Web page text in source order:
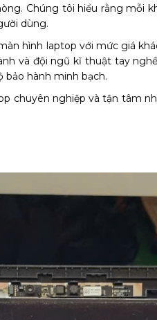
Chúng tôi hiểu rằng mỗi
dùng.
hình laptop với mức giá
và đội ngũ kĩ thuật tay
bảo hành minh bạch.
chuyên nghiệp và tận tâm